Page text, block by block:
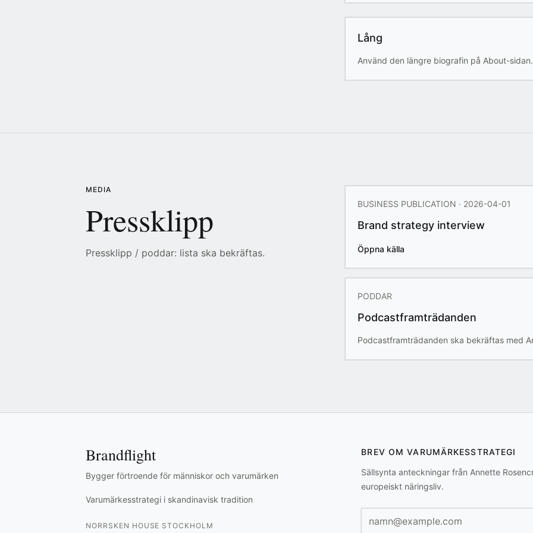
Lång
Använd den längre biografin på About-sidan.
MEDIA
Pressklipp
Pressklipp / poddar: lista ska bekräftas.
BUSINESS PUBLICATION · 2026-04-01
Brand strategy interview
Öppna källa
PODDAR
Podcastframträdanden
Podcastframträdanden ska bekräftas med
Brandflight
Bygger förtroende för människor och varumärken
Varumärkesstrategi i skandinavisk tradition
NORRSKEN HOUSE STOCKHOLM
BREV OM VARUMÄRKESSTRATEGI
Sällsynta anteckningar från Annette
europeiskt näringsliv.